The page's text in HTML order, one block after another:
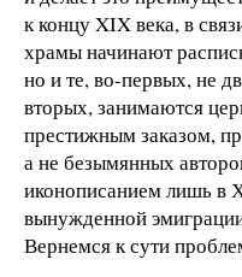
к концу XIX века, в
храмы начинают
но и те, во-первых, не
вторых, занимаются
престижным заказом,
а не безымянных
иконописанием лишь в
вынужденной
Вернемся к сути